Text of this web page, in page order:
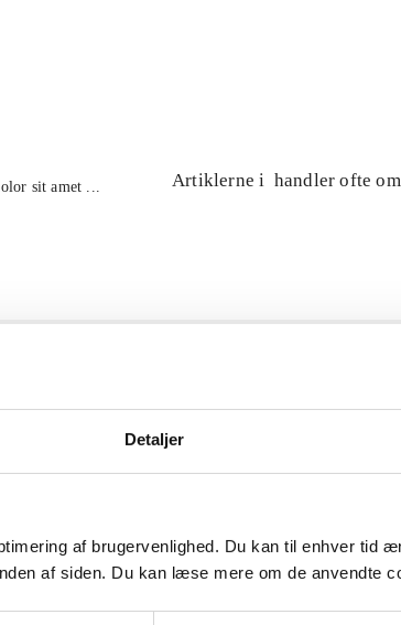
Detaljer
af brugervenlighed. Du kan til enhver tid
af siden. Du kan læse mere om de anvendte
sit amet ...
Artiklerne i handler ofte om